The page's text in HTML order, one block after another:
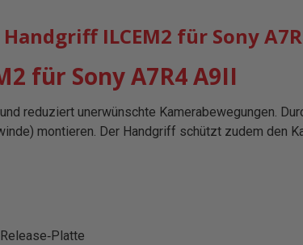
ILCEM2 für Sony
für Sony A7R4 A9II
reduziert unerwünschte Kamerabewegungen.
montieren. Der Handgriff schützt zudem den